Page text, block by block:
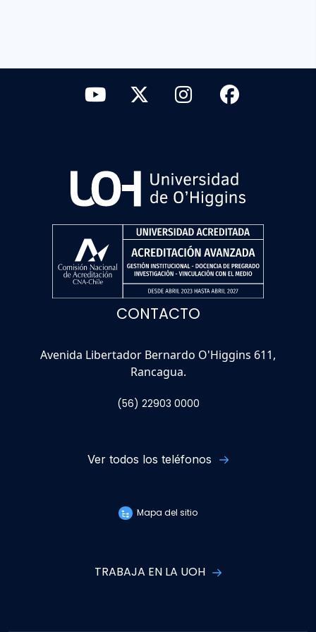
CONTACTO
Avenida Libertador Bernardo O'Higgins 611,
Rancagua.
(56) 22903 0000
Ver todos los teléfonos
Mapa del sitio
TRABAJA EN LA UOH